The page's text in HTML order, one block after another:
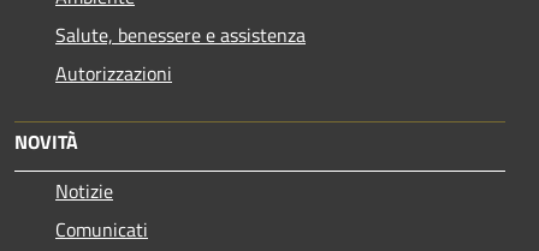
Salute, benessere e assistenza
Autorizzazioni
NOVITÀ
Notizie
Comunicati